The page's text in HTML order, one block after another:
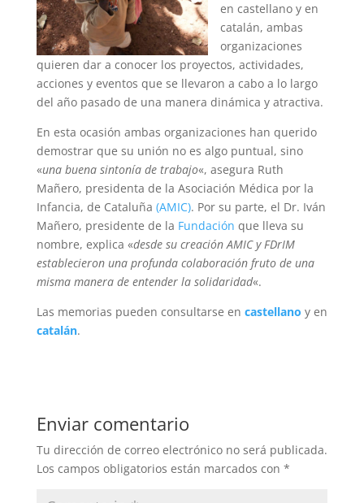
en castellano y en
catalán, ambas
organizaciones
quieren dar a conocer los proyectos, actividades,
acciones y eventos que se llevaron a cabo a lo largo
del año pasado de una manera dinámica y atractiva.
En esta ocasión ambas organizaciones han querido
demostrar que su unión no es algo puntual, sino
«una buena sintonía de trabajo«, asegura Ruth
Mañero, presidenta de la Asociación Médica por la
Infancia, de Cataluña (AMIC). Por su parte, el Dr. Iván
Mañero, presidente de la Fundación que lleva su
nombre, explica «desde su creación AMIC y FDrIM
establecieron una profunda colaboración fruto de una
misma manera de entender la solidaridad«.
Las memorias pueden consultarse en castellano y en
catalán.
Enviar comentario
Tu dirección de correo electrónico no será publicada.
Los campos obligatorios están marcados con *